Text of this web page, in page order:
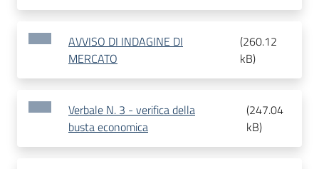
AVVISO DI INDAGINE DI
MERCATO
(260.12
kB)
Verbale N. 3 - verifica della
busta economica
(247.04
kB)